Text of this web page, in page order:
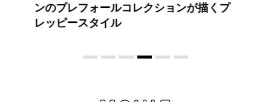
コントラストとレイヤードの先に。装う
喜び、明るいスピリット